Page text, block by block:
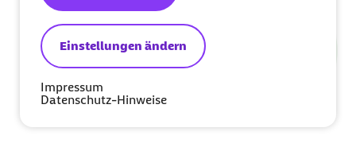
Einstellungen ändern
Impressum
Datenschutz-Hinweise